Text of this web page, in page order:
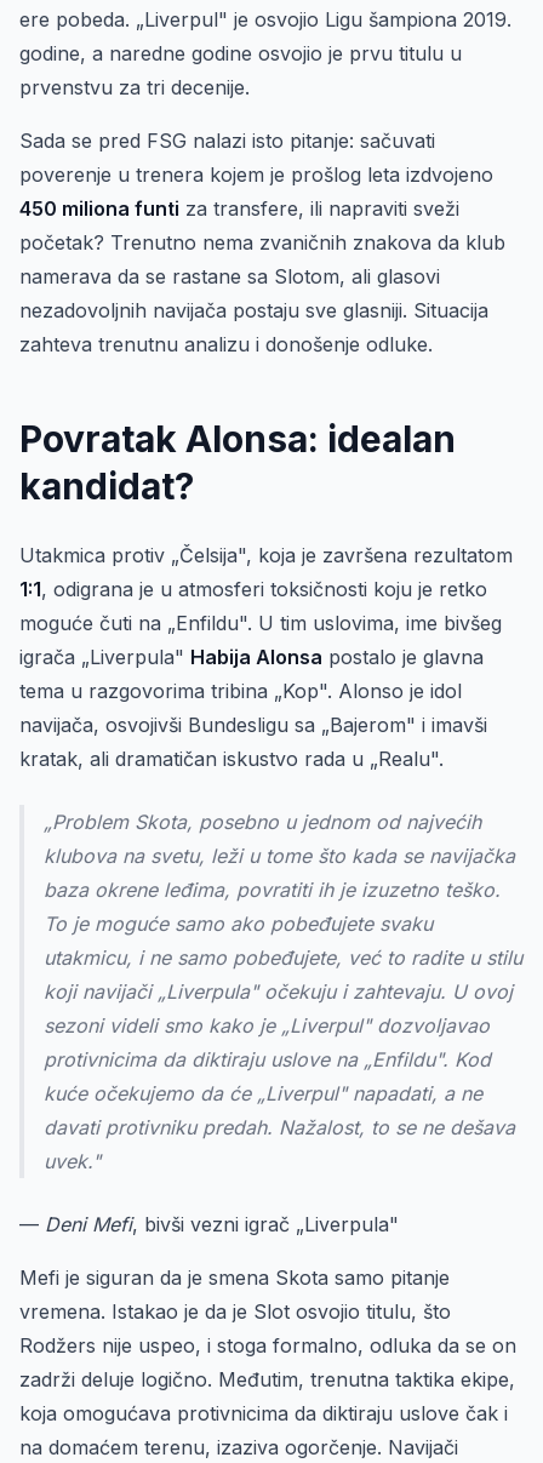
ere pobeda. „Liverpul" je osvojio Ligu šampiona 2019.
godine, a naredne godine osvojio je prvu titulu u
prvenstvu za tri decenije.
Sada se pred FSG nalazi isto pitanje: sačuvati
poverenje u trenera kojem je prošlog leta izdvojeno
450 miliona funti za transfere, ili napraviti sveži
početak? Trenutno nema zvaničnih znakova da klub
namerava da se rastane sa Slotom, ali glasovi
nezadovoljnih navijača postaju sve glasniji. Situacija
zahteva trenutnu analizu i donošenje odluke.
Povratak Alonsa: idealan
kandidat?
Utakmica protiv „Čelsija", koja je završena rezultatom
1:1, odigrana je u atmosferi toksičnosti koju je retko
moguće čuti na „Enfildu". U tim uslovima, ime bivšeg
igrača „Liverpula" Habija Alonsa postalo je glavna
tema u razgovorima tribina „Kop". Alonso je idol
navijača, osvojivši Bundesligu sa „Bajerom" i imavši
kratak, ali dramatičan iskustvo rada u „Realu".
„Problem Skota, posebno u jednom od najvećih
klubova na svetu, leži u tome što kada se navijačka
baza okrene leđima, povratiti ih je izuzetno teško.
To je moguće samo ako pobeđujete svaku
utakmicu, i ne samo pobeđujete, već to radite u stilu
koji navijači „Liverpula" očekuju i zahtevaju. U ovoj
sezoni videli smo kako je „Liverpul" dozvoljavao
protivnicima da diktiraju uslove na „Enfildu". Kod
kuće očekujemo da će „Liverpul" napadati, a ne
davati protivniku predah. Nažalost, to se ne dešava
uvek."
— Deni Mefi, bivši vezni igrač „Liverpula"
Mefi je siguran da je smena Skota samo pitanje
vremena. Istakao je da je Slot osvojio titulu, što
Rodžers nije uspeo, i stoga formalno, odluka da se on
zadrži deluje logično. Međutim, trenutna taktika ekipe,
koja omogućava protivnicima da diktiraju uslove čak i
na domaćem terenu, izaziva ogorčenje. Navijači